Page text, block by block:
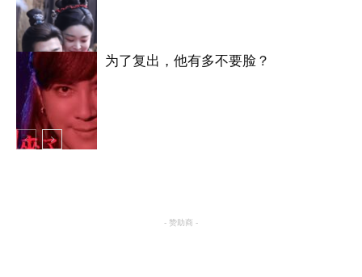
明星八卦
明星八卦
为了复出，他有多不要脸？
- 赞助商 -